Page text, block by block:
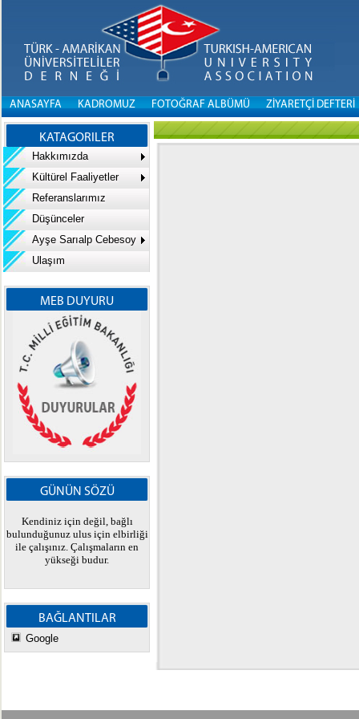
ANASAYFA KADROMUZ FOTOĞRAF ALBÜMÜ ZİYARETÇİ DEFTERİ
KATAGORILER
Hakkımızda
Kültürel Faaliyetler
Referanslarımız
Düşünceler
Ayşe Sarıalp Cebesoy
Ulaşım
MEB DUYURU
GÜNÜN SÖZÜ
Kendiniz için değil, bağlı
bulunduğunuz ulus için elbirliği
ile çalışınız. Çalışmaların en
yükseği budur.
BAĞLANTILAR
Google